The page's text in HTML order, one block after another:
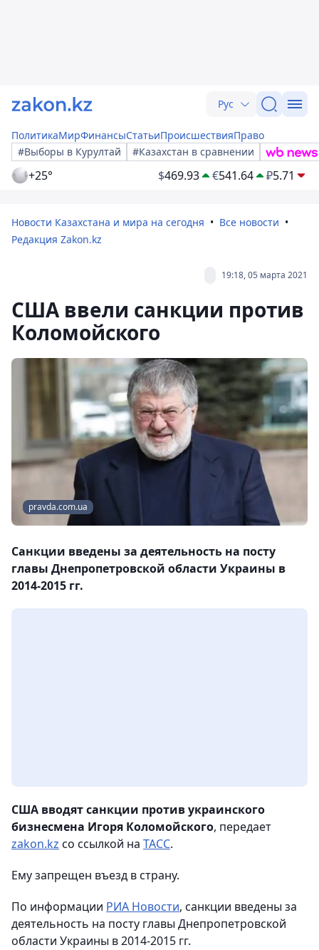
Рус
ПолитикаМирФинансыСтатьиПроисшествияПраво
#Выборы в Курултай
#Казахстан в сравнении
+25° $469.93 €541.64 ₽5.71
Новости Казахстана и мира на сегодня
Все новости
Редакция Zakon.kz
19:18, 05 марта 2021
США ввели санкции против
Коломойского
pravda.com.ua
Санкции введены за деятельность на посту
главы Днепропетровской области Украины в
2014-2015 гг.
США вводят санкции против украинского
бизнесмена Игоря Коломойского, передает
zakon.kz со ссылкой на ТАСС.
Ему запрещен въезд в страну.
По информации РИА Новости, санкции введены за
деятельность на посту главы Днепропетровской
области Украины в 2014-2015 гг.